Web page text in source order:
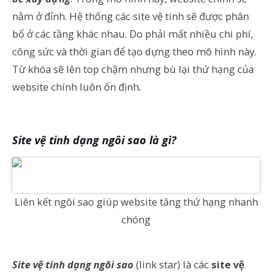
nằm ở đỉnh. Hệ thống các site vệ tinh sẽ được phân
bổ ở các tầng khác nhau. Do phải mất nhiều chi phí,
công sức và thời gian để tạo dựng theo mô hình này.
Từ khóa sẽ lên top chậm nhưng bù lại thứ hạng của
website chính luôn ổn định.
Site vệ tinh dạng ngôi sao là gì?
Liên kết ngôi sao giúp website tăng thứ hạng nhanh
chóng
Site vệ tinh dạng ngôi sao (link star) là các site vệ